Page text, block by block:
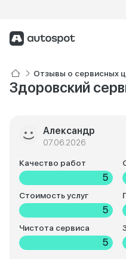
Отзывы о сервисных
Здоровский
Александр
07.06.2026
Качество работ
5
Стоимость услуг
5
Чистота сервиса
5